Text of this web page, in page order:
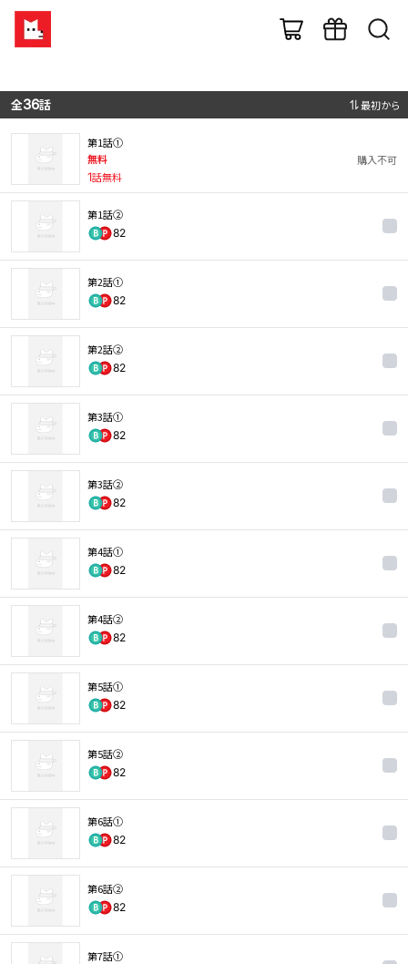
全36話 最初から
第1話①
無料
1話無料
購入不可
第1話②
82
第2話①
82
第2話②
82
第3話①
82
第3話②
82
第4話①
82
第4話②
82
第5話①
82
第5話②
82
第6話①
82
第6話②
82
第7話①